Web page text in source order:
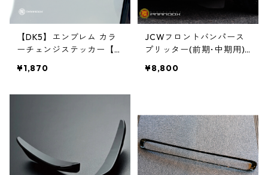
【DK5】エンブレム カラ
ーチェンジステッカー【C
¥1,870
JCWフロントバンパース
プリッター(前期･中期用)
¥8,800